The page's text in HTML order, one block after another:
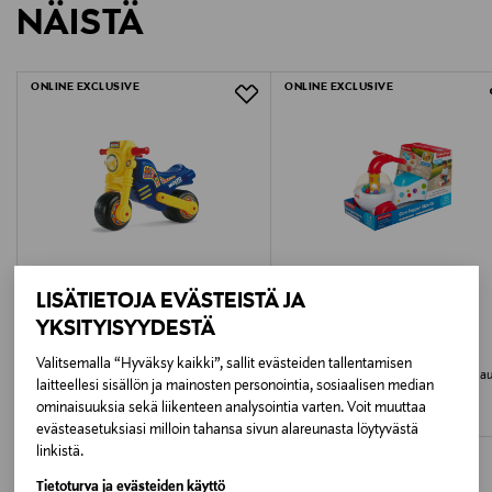
LISÄTIETOJA EVÄSTEISTÄ JA
YKSITYISYYDESTÄ
Valitsemalla “Hyväksy kaikki”, sallit evästeiden tallentamisen
laitteellesi sisällön ja mainosten personointia, sosiaalisen median
ominaisuuksia sekä liikenteen analysointia varten. Voit muuttaa
evästeasetuksiasi milloin tahansa sivun alareunasta löytyvästä
linkistä.
Tietoturva ja evästeiden käyttö
Ikäsuositus
keinulauta koirat, sininen keinulauta, smoby
keinulauta, lasten keinulauta, keinu koira-aiheinen,
ulkolelu lapsille, tasapainolauta lapset
LUE TARKEMMAT PALAUTUSOHJEET
NÄISTÄ
ONLINE EXCLUSIVE
MOLTO
MOLTO Potkumopo Cross
Original Price
67,99 €
ONLINE EXCLUSIVE
FISHER-PRICE
FISHER-PRICE Corn Popper-
Original Price
59,99 €